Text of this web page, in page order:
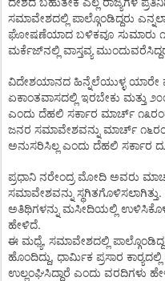
ದೇಶದ ಬಹುತೇಕ ಎಲ್ಲ ರಾಜ್ಯಗಳ
ಸಮಾವೇಶದಲ್ಲಿ ಪಾಲ್ಗೊಂಡಿದ್ದರು
ಘೋಷಣೆಯಾದ ಬಳಿಕವೂ ಸುಮಾರು
ಮರ್ಕೆಜ್‌ನಲ್ಲಿ ವಾಸ್ತವ್ಯ
ವಿದೇಶಯಾನದ ಹಿನ್ನೆಲೆಯುಳ್ಳ ಯಾರೇ
ಏಕಾಂತವಾಸದಲ್ಲಿ ಇರಬೇಕು ಮತ್ತು
ಎಂದು ದೆಹಲಿ ಸರ್ಕಾರ ಮಾರ್ಚ್
ಜನರ ಸಮಾವೇಶವನ್ನು ಮಾರ್ಚ್
ಅನುಸರಿಸಿಲ್ಲ ಎಂದು ದೆಹಲಿ ಸರ್ಕಾರ
ಪ್ರಧಾನಿ ನರೇಂದ್ರ ಮೋದಿ ಅವರು
ಸಮಾವೇಶವನ್ನು ಸ್ಥಗಿತಗೊಳಿಸಲಾಗಿತ್ತು.
ಅತಿಥಿಗಳನ್ನು ಮಸೀದಿಯಲ್ಲಿ
ಹೇಳಿದೆ.
ಈ ಮಧ್ಯೆ, ಸಮಾವೇಶದಲ್ಲಿ ಪಾಲ್ಗೊಂಡಿದ್ದ
ಹೊಂದಿದ್ದು, ಧಾರ್ಮಿಕ ಪ್ರಸಾರ ಕಾರ್‍ಯದಲ್ಲಿ
ಉಲ್ಲಂಘಿಸಿದ್ದಾರೆ ಎಂದು ವರದಿಗಳು